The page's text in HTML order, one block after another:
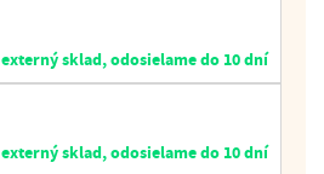
externý sklad, odosielame do 10 dní
externý sklad, odosielame do 10 dní